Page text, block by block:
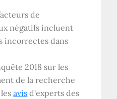
de
négatifs incluent
incorrectes dans
2018 sur les
de la recherche
lesavis d'experts des